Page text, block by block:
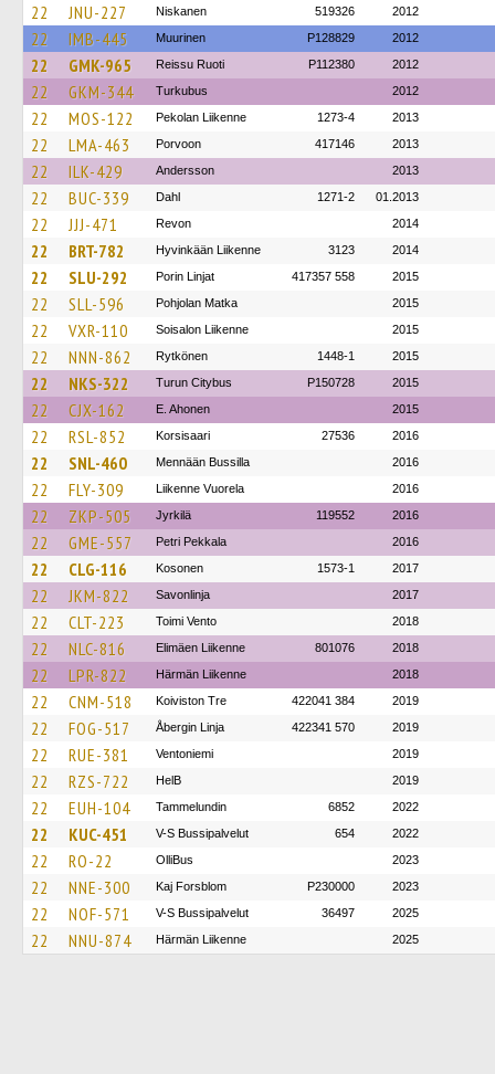
22 JNU-227 Niskanen 519326 2012
22 IMB-445 Muurinen P128829 2012
22 GMK-965 Reissu Ruoti P112380 2012
22 GKM-344 Turkubus 2012
22 MOS-122 Pekolan Liikenne 1273-4 2013
22 LMA-463 Porvoon 417146 2013
22 ILK-429 Andersson 2013
22 BUC-339 Dahl 1271-2 01.2013
22 JJJ-471 Revon 2014
22 BRT-782 Hyvinkään Liikenne 3123 2014
22 SLU-292 Porin Linjat 417357 558 2015
22 SLL-596 Pohjolan Matka 2015
22 VXR-110 Soisalon Liikenne 2015
22 NNN-862 Rytkönen 1448-1 2015
22 NKS-322 Turun Citybus P150728 2015
22 CJX-162 E. Ahonen 2015
22 RSL-852 Korsisaari 27536 2016
22 SNL-460 Mennään Bussilla 2016
22 FLY-309 Liikenne Vuorela 2016
22 ZKP-505 Jyrkilä 119552 2016
22 GME-557 Petri Pekkala 2016
22 CLG-116 Kosonen 1573-1 2017
22 JKM-822 Savonlinja 2017
22 CLT-223 Toimi Vento 2018
22 NLC-816 Elimäen Liikenne 801076 2018
22 LPR-822 Härmän Liikenne 2018
22 CNM-518 Koiviston Tre 422041 384 2019
22 FOG-517 Åbergin Linja 422341 570 2019
22 RUE-381 Ventoniemi 2019
22 RZS-722 HelB 2019
22 EUH-104 Tammelundin 6852 2022
22 KUC-451 V-S Bussipalvelut 654 2022
22 RO-22 OlliBus 2023
22 NNE-300 Kaj Forsblom P230000 2023
22 NOF-571 V-S Bussipalvelut 36497 2025
22 NNU-874 Härmän Liikenne 2025